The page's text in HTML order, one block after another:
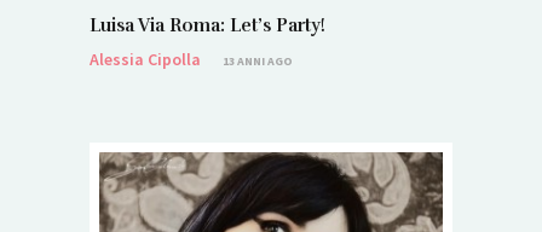
Luisa Via Roma: Let’s Party!
Alessia Cipolla
13 ANNI AGO